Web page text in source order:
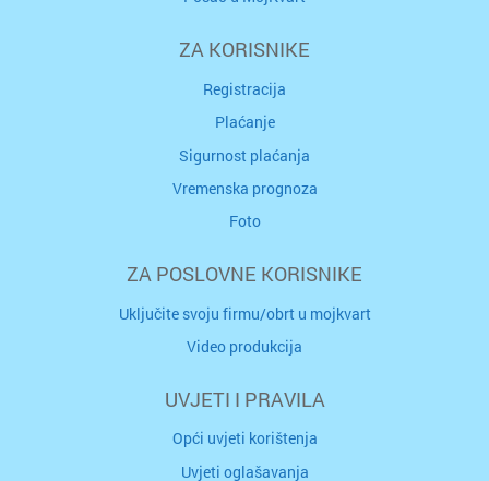
ZA KORISNIKE
Registracija
Plaćanje
Sigurnost plaćanja
Vremenska prognoza
Foto
ZA POSLOVNE KORISNIKE
Uključite svoju firmu/obrt u mojkvart
Video produkcija
UVJETI I PRAVILA
Opći uvjeti korištenja
Uvjeti oglašavanja